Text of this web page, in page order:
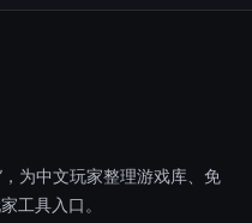
为中文玩家整理游戏库、免
工具入口。